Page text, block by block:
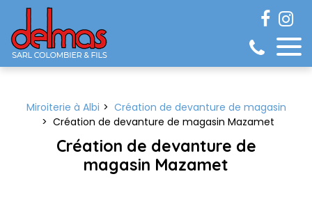
Miroiterie à Albi
Création de devanture de magasin
Création de devanture de magasin Mazamet
Création de devanture de
magasin Mazamet
Panneau de gestion des cookies